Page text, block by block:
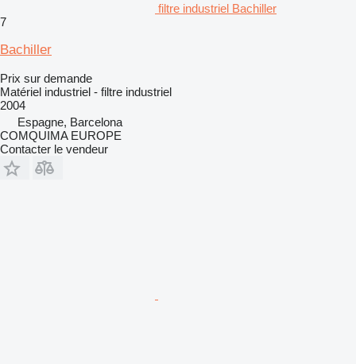
filtre industriel Bachiller
7
Bachiller
Prix sur demande
Matériel industriel - filtre industriel
2004
Espagne, Barcelona
COMQUIMA EUROPE
Contacter le vendeur